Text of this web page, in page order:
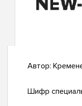
Автор:
Шифр